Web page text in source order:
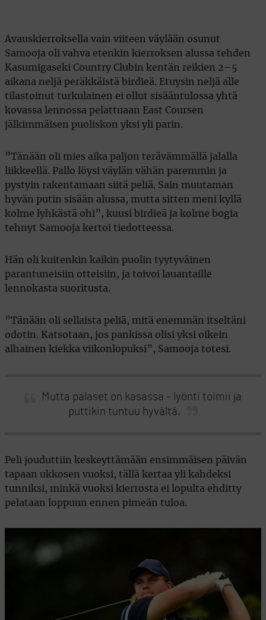
Avauskierroksella vain viiteen väylään osunut
Samooja oli vahva etenkin kierroksen alussa tehden
Kasumigaseki Country Clubin kentän reikien 2–5
aikana neljä peräkkäistä birdieä. Etuysin neljä alle
tilastoinut turkulainen ei ollut sisääntulossa yhtä
kovassa lennossa pelattuaan East Coursen
jälkimmäisen puoliskon yksi yli parin.
”Tänään oli mies aika paljon terävämmällä jalalla
liikkeellä. Pallo löysi väylän vähän paremmin ja
pystyin rakentamaan siitä peliä. Sain muutaman
hyvän putin sisään alussa, mutta sitten meni kyllä
kolme lyhkästä ohi”, kuusi birdieä ja kolme bogia
tehnyt Samooja kertoi tiedotteessa.
Hän oli kuitenkin kaikin puolin tyytyväinen
parantuneisiin otteisiin, ja toivoi lauantaille
lennokasta suoritusta.
”Tänään oli sellaista peliä, mitä enemmän itseltäni
odotin. Katsotaan, jos pankissa olisi yksi oikein
alhainen kiekka viikonlopuksi”, Samooja totesi.
Mutta palaset on kasassa – lyönti toimii ja
puttikin tuntuu hyvältä.
Peli jouduttiin keskeyttämään ensimmäisen päivän
tapaan ukkosen vuoksi, tällä kertaa yli kahdeksi
tunniksi, minkä vuoksi kierrosta ei lopulta ehditty
pelataan loppuun ennen pimeän tuloa.